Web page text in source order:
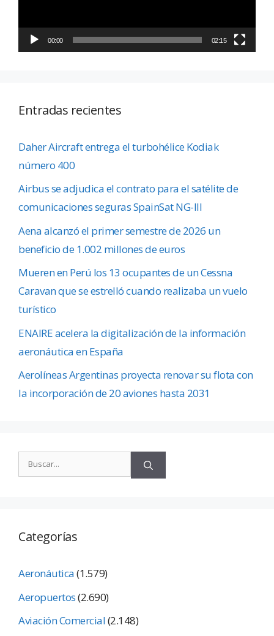
00:00 02:15
Entradas recientes
Daher Aircraft entrega el turbohélice Kodiak
número 400
Airbus se adjudica el contrato para el satélite de
comunicaciones seguras SpainSat NG-III
Aena alcanzó el primer semestre de 2026 un
beneficio de 1.002 millones de euros
Mueren en Perú los 13 ocupantes de un Cessna
Caravan que se estrelló cuando realizaba un vuelo
turístico
ENAIRE acelera la digitalización de la información
aeronáutica en España
Aerolíneas Argentinas proyecta renovar su flota con
la incorporación de 20 aviones hasta 2031
Categorías
Aeronáutica(1.579)
Aeropuertos(2.690)
Aviación Comercial(2.148)